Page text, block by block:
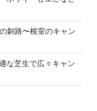
釧路〜根室のキャン
な芝生で広々キャン